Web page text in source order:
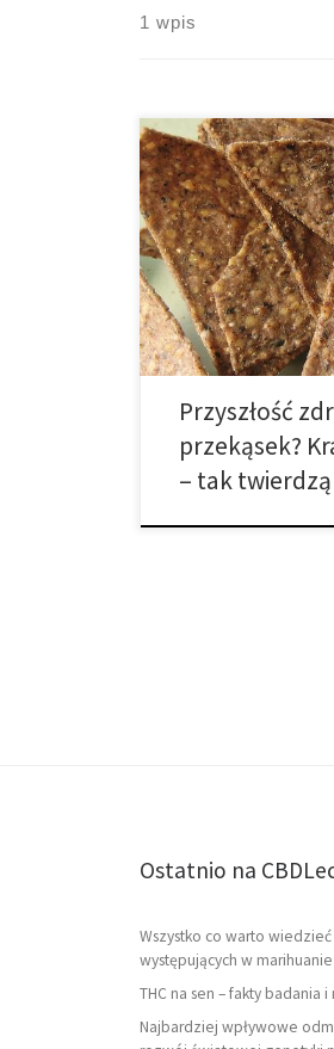
1 wpis
Żadne dwa zwroty nie
skupionej wokół
bezglutenowy”, a teraz
przekąskę z konopi,
więcej korzyści. Zespół
naukowców do spraw
nowej formuły, które
zdrowsze […]
Przyszłość
przekąsek?
– tak
Ostatnio na
Wszystko co warto
występujących w marihuanie
THC na sen – fakty badania
Najbardziej wpływowe